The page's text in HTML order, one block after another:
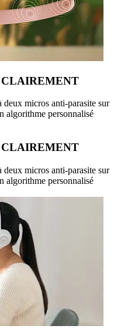
CLAIREMENT
deux micros anti-parasite sur
algorithme personnalisé
CLAIREMENT
deux micros anti-parasite sur
algorithme personnalisé